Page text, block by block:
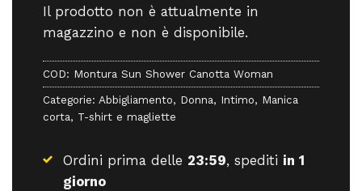
Il prodotto non è attualmente in
magazzino e non è disponibile.
COD: Montura Sun Shower Canotta Woman
Categorie: Abbigliamento, Donna, Intimo, Manica
corta, T-shirt e magliette
Ordini prima delle 23:59, spediti in 1
giorno